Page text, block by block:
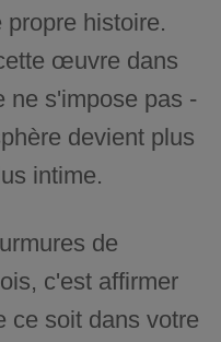
histoire.
œuvre dans
ne s'impose pas -
devient plus
intime.
de
c'est affirmer
ce soit dans votre